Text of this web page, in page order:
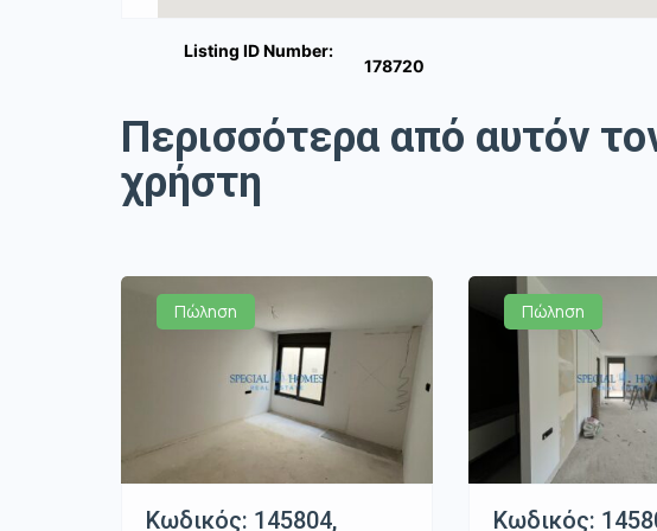
Listing ID Number:
178720
Περισσότερα από αυτόν
χρήστη
Πώληση
Κωδικός: 145804,
Πώληση
Κωδικός: